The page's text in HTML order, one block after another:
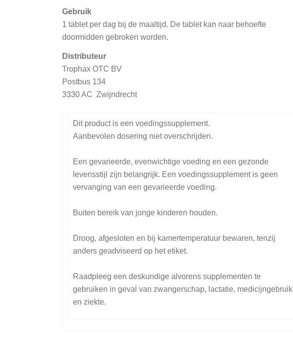
Gebruik
1 tablet per dag bij de maaltijd. De tablet kan naar behoefte
doormidden gebroken worden.
Distributeur
Trophax OTC BV
Postbus 134
3330 AC Zwijndrecht
Dit product is een voedingssupplement.
Aanbevolen dosering niet overschrijden.
Een gevarieerde, evenwichtige voeding en een gezonde
levensstijl zijn belangrijk. Een voedingssupplement is geen
vervanging van een gevarieerde voeding.
Buiten bereik van jonge kinderen houden.
Droog, afgesloten en bij kamertemperatuur bewaren, tenzij
anders geadviseerd op het etiket.
Raadpleeg een deskundige alvorens supplementen te
gebruiken in geval van zwangerschap, lactatie, medicijngebruik
en ziekte.